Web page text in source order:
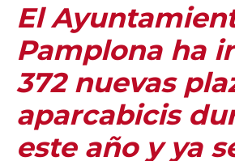
El
Pamplona ha
372 nuevas
aparcabicis
este año y ya